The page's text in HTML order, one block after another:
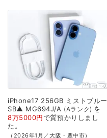
iPhone17 256GB ミストブルー
SB▲ MG694J/A Aランク を
8万5000円で質預かり しまし
た。
（2026年1月／大阪・豊中市）